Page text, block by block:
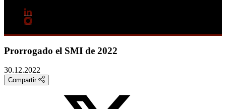
Prorrogado el SMI de 2022
30.12.2022
Compartir